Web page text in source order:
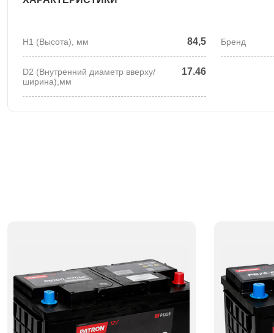
H1 (Высота), мм 84,5 Бренд
D2 (Внутренний диаметр вверху/
ширина),мм
17.46